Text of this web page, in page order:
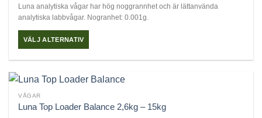
olika
alternativen
kan
Luna analytiska vågar har hög noggrannhet och är lättanvända
analytiska labbvågar. Nogranhet: 0.001g.
VÄLJ ALTERNATIV
produkten
har
flera
VÅGAR
Luna Top Loader Balance 2,6kg – 15kg